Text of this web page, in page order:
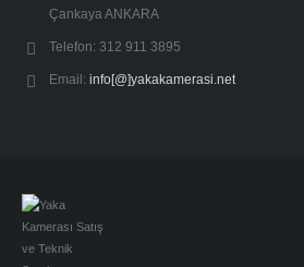
Çankaya ANKARA
Telefon: 312 911 3895
Email: info[@]yakakamerasi.net